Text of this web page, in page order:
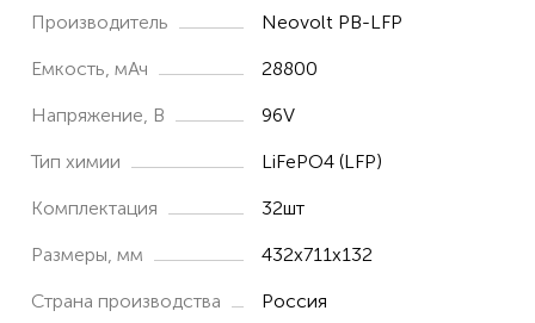
Производитель Neovolt PB-LFP
Емкость, мАч 28800
Напряжение, В 96V
Тип химии LiFePO4 (LFP)
Комплектация 32шт
Размеры, мм 432x711x132
Страна производства Россия